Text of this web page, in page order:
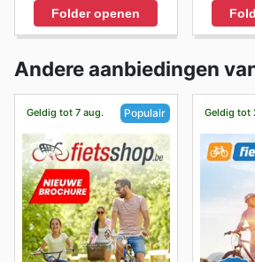
Folder openen
Andere aanbiedingen
Geldig tot 7 aug. Populair Geldig tot